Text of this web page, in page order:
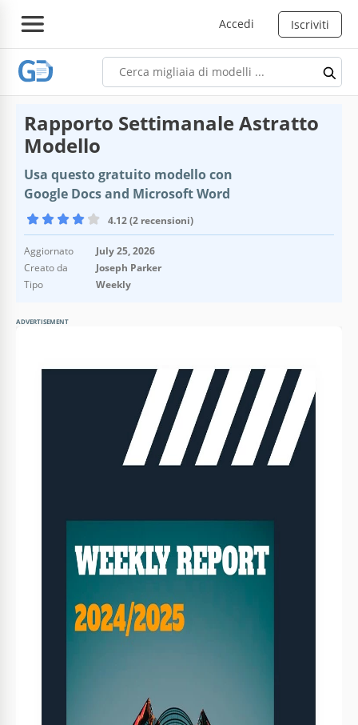
Accedi Iscriviti
Rapporto Settimanale Astratto
Modello
Usa questo gratuito modello con
Google Docs and Microsoft Word
4.12 (2 recensioni)
Aggiornato
July 25, 2026
Creato da
Joseph Parker
Tipo
Weekly
ADVERTISEMENT